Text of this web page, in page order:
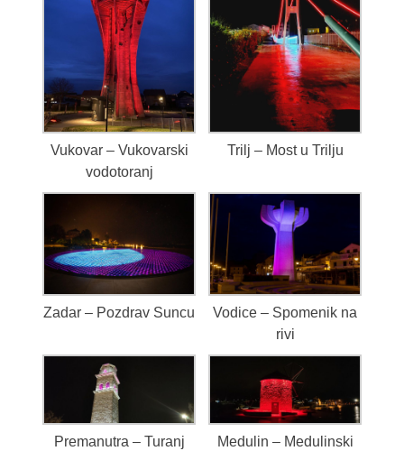
Vukovar – Vukovarski
vodotoranj
Trilj – Most u Trilju
Zadar – Pozdrav Suncu
Vodice – Spomenik na
rivi
Premanutra – Turanj
Medulin – Medulinski